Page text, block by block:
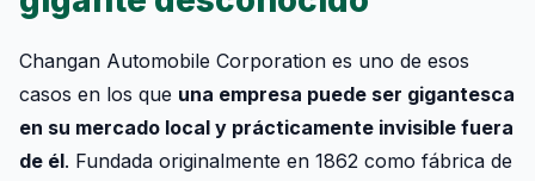
Changan Automobile Corporation es uno de esos
casos en los que una empresa puede ser gigantesca
en su mercado local y prácticamente invisible fuera
de él. Fundada originalmente en 1862 como fábrica de